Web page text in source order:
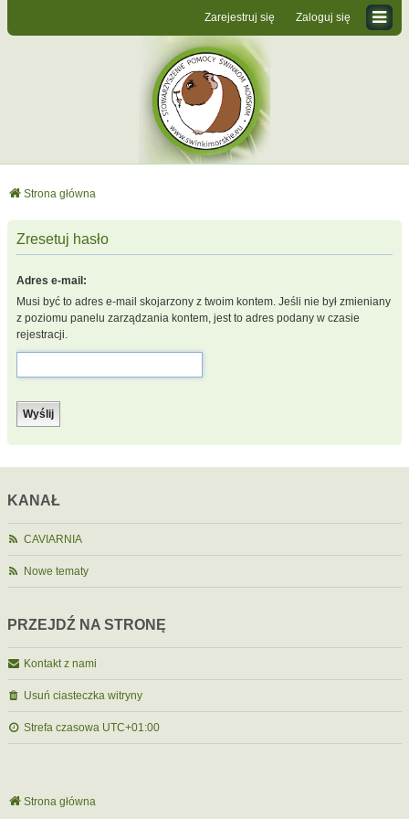
Zaloguj się
Zarejestruj się
Strona główna
Zresetuj hasło
Adres e-mail:
Musi być to adres e-mail skojarzony z twoim kontem. Jeśli nie był zmieniany
z poziomu panelu zarządzania kontem, jest to adres podany w czasie
rejestracji.
KANAŁ
CAVIARNIA
Nowe tematy
PRZEJDŹ NA STRONĘ
Kontakt z nami
Usuń ciasteczka witryny
Strefa czasowa UTC+01:00
Strona główna